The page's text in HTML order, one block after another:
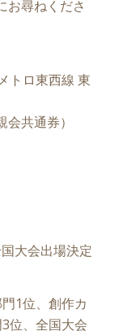
お尋ねくださ
トロ東西線 東
共通券）
大会出場決定
1位、創作カ
位、全国大会